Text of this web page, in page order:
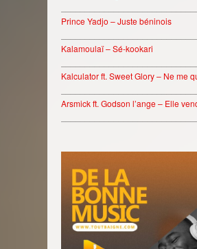
Prince Yadjo – Juste béninois
Kalamoulaï – Sé-kookari
Kalculator ft. Sweet Glory – Ne me
Arsmick ft. Godson l’ange – Elle